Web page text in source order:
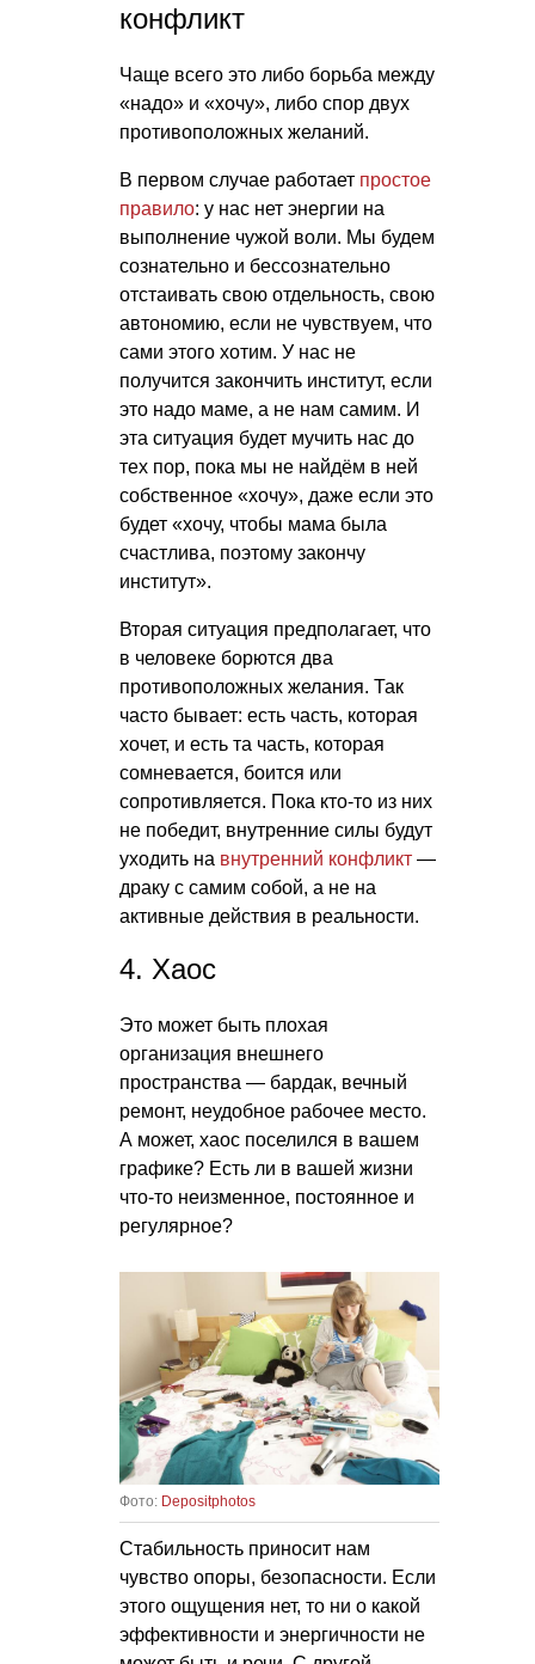
конфликт
Чаще всего это либо борьба между
«надо» и «хочу», либо спор двух
противоположных желаний.
В первом случае работает простое
правило: у нас нет энергии на
выполнение чужой воли. Мы будем
сознательно и бессознательно
отстаивать свою отдельность, свою
автономию, если не чувствуем, что
сами этого хотим. У нас не
получится закончить институт, если
это надо маме, а не нам самим. И
эта ситуация будет мучить нас до
тех пор, пока мы не найдём в ней
собственное «хочу», даже если это
будет «хочу, чтобы мама была
счастлива, поэтому закончу
институт».
Вторая ситуация предполагает, что
в человеке борются два
противоположных желания. Так
часто бывает: есть часть, которая
хочет, и есть та часть, которая
сомневается, боится или
сопротивляется. Пока кто-то из них
не победит, внутренние силы будут
уходить на внутренний конфликт —
драку с самим собой, а не на
активные действия в реальности.
4. Хаос
Это может быть плохая
организация внешнего
пространства — бардак, вечный
ремонт, неудобное рабочее место.
А может, хаос поселился в вашем
графике? Есть ли в вашей жизни
что-то неизменное, постоянное и
регулярное?
Фото: Depositphotos
Стабильность приносит нам
чувство опоры, безопасности. Если
этого ощущения нет, то ни о какой
эффективности и энергичности не